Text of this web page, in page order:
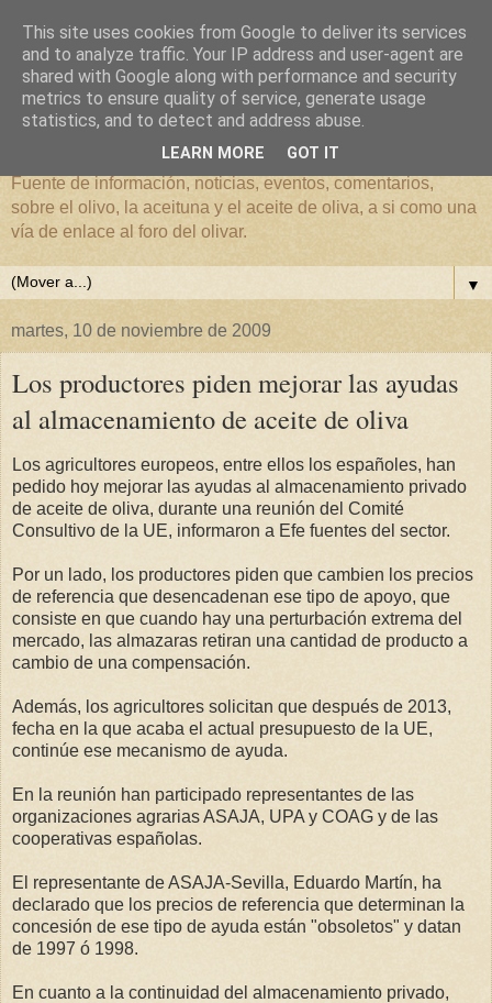
El mundo del Olivar
Fuente de información, noticias, eventos, comentarios,
sobre el olivo, la aceituna y el aceite de oliva, a si como una
vía de enlace al foro del olivar.
▼
martes, 10 de noviembre de 2009
Los productores piden mejorar las ayudas
al almacenamiento de aceite de oliva
Los agricultores europeos, entre ellos los españoles, han
pedido hoy mejorar las ayudas al almacenamiento privado
de aceite de oliva, durante una reunión del Comité
Consultivo de la UE, informaron a Efe fuentes del sector.
Por un lado, los productores piden que cambien los precios
de referencia que desencadenan ese tipo de apoyo, que
consiste en que cuando hay una perturbación extrema del
mercado, las almazaras retiran una cantidad de producto a
cambio de una compensación.
Además, los agricultores solicitan que después de 2013,
fecha en la que acaba el actual presupuesto de la UE,
continúe ese mecanismo de ayuda.
En la reunión han participado representantes de las
organizaciones agrarias ASAJA, UPA y COAG y de las
cooperativas españolas.
El representante de ASAJA-Sevilla, Eduardo Martín, ha
declarado que los precios de referencia que determinan la
concesión de ese tipo de ayuda están "obsoletos" y datan
de 1997 ó 1998.
En cuanto a la continuidad del almacenamiento privado,
This site uses cookies from Google to deliver its services
and to analyze traffic. Your IP address and user-agent are
shared with Google along with performance and security
metrics to ensure quality of service, generate usage
statistics, and to detect and address abuse.
LEARN MORE GOT IT